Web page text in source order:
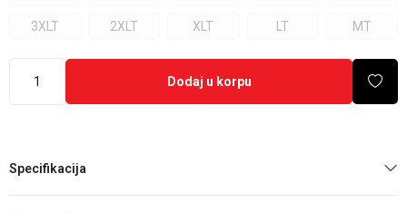
3XLT 2XLT XLT LT MT
Dodaj u korpu
Specifikacija